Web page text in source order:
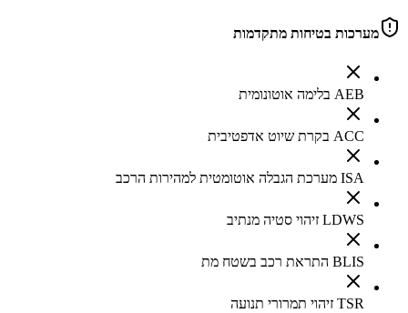
מערכות בטיחות מתקדמות
AEB בלימה אוטונומית
ACC בקרת שיוט אדפטיבית
ISA מערכת הגבלה אוטומטית למהירות הרכב
LDWS זיהוי סטיה מנתיב
BLIS התראת רכב בשטח מת
TSR זיהוי תמרורי תנועה